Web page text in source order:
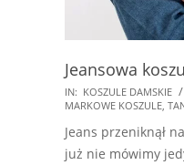
Jeansowa
2024-
10-
16
IN: KOSZULE DAMSKIE
MARKOWE KOSZULE
Jeans przeniknął
już nie mówimy